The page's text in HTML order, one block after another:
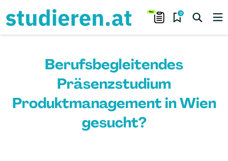
0
Berufsbegleitendes
Präsenzstudium
Produktmanagement in Wien
gesucht?